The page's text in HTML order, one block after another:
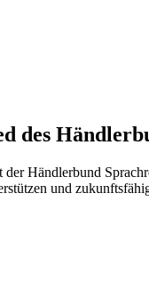
des
Händlerbund
und